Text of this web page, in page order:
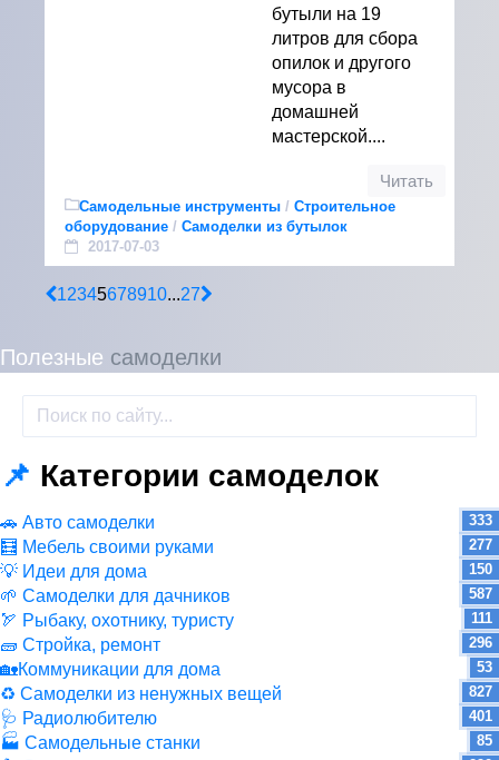
Полезные самоделки
📌 Категории самоделок
🚗 Авто самоделки 333
🧮 Мебель своими руками 277
💡 Идеи для дома 150
🌱 Самоделки для дачников 587
🏹 Рыбаку, охотнику, туристу 111
🧱 Стройка, ремонт 296
🏡Коммуникации для дома 53
♻ Самоделки из ненужных вещей 827
🩺 Радиолюбителю 401
🏭 Самодельные станки 85
бутыли на 19
литров для сбора
опилок и другого
мусора в
домашней
мастерской....
Читать
Самодельные инструменты / Строительное
оборудование / Самоделки из бутылок
2017-07-03
12345678910...27